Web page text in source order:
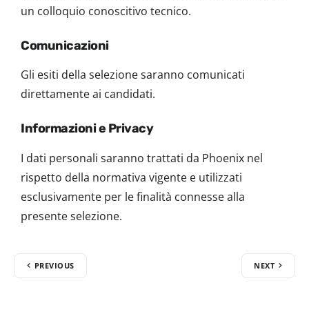
un colloquio conoscitivo tecnico.
Comunicazioni
Gli esiti della selezione saranno comunicati
direttamente ai candidati.
Informazioni e Privacy
I dati personali saranno trattati da Phoenix nel
rispetto della normativa vigente e utilizzati
esclusivamente per le finalità connesse alla
presente selezione.
PREVIOUS NEXT